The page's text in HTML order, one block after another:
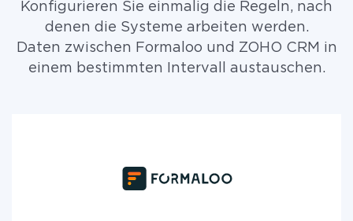
Konfigurieren Sie einmalig die Regeln, nach
denen die Systeme arbeiten werden.
Daten zwischen Formaloo und ZOHO CRM in
einem bestimmten Intervall austauschen.